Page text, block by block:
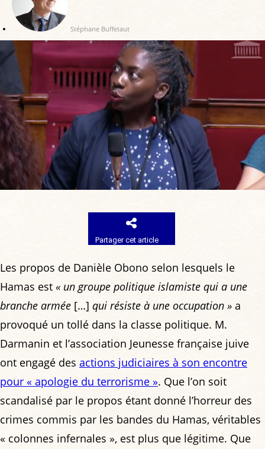
Stéphane Buffetaut
Partager cet article
Les propos de Danièle Obono selon lesquels le
Hamas est « un groupe politique islamiste qui a une
branche armée […] qui résiste à une occupation » a
provoqué un tollé dans la classe politique. M.
Darmanin et l’association Jeunesse française juive
ont engagé des actions judiciaires à son encontre
pour « apologie du terrorisme ». Que l’on soit
scandalisé par le propos étant donné l’horreur des
crimes commis par les bandes du Hamas, véritables
« colonnes infernales », est plus que légitime. Que